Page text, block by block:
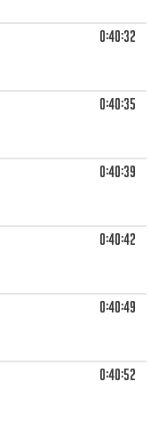
0:40:32
0:40:35
0:40:39
0:40:42
0:40:49
0:40:52